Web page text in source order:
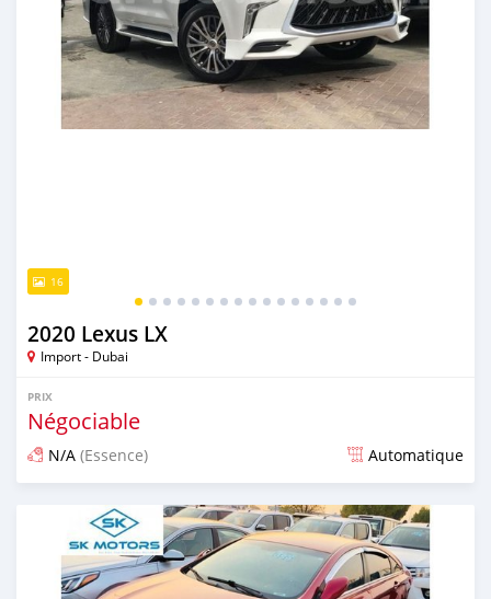
16
2020 Lexus LX
Import - Dubai
PRIX
Négociable
N/A (Essence) Automatique
Publié il y a presque 6 ans